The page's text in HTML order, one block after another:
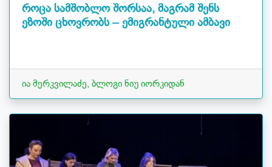
როცა სამშობლო შორსაა, მაგრამ შენს
ეზოში ცხოვრობს – ემიგრანტული ამბავი
ია მერკვილაძე, ბლოგი ნიუ იორკიდან